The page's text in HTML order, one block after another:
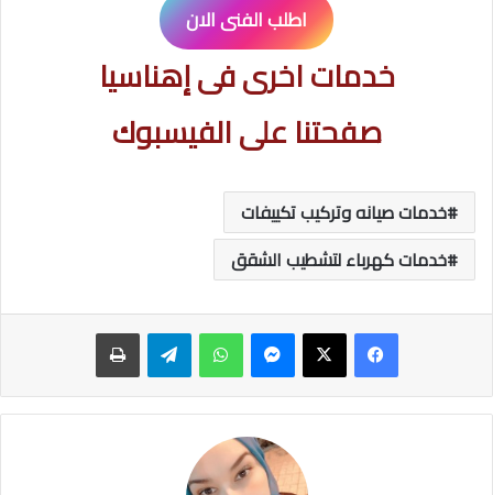
اطلب الفنى الان
خدمات اخرى فى إهناسيا
صفحتنا على الفيسبوك
خدمات صيانه وتركيب تكييفات
خدمات كهرباء لتشطيب الشقق
ماسنجر واتساب تيلقرام طباعة